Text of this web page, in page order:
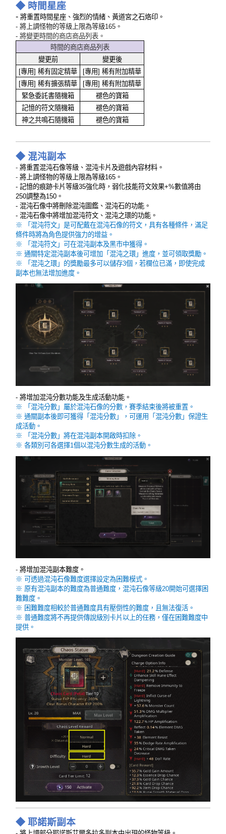
◆ 時間星座
- 將重置時間星座、強烈的情緒、黃道宮之石烙印。
- 將上調怪物的等級上限為等級165。
-將變更時間的商店商品列表。
時間的商店商品列表
變更前
變更後
[專用] 稀有固定精華
[專用] 稀有附加精華
[專用] 稀有擴張精華
[專用] 稀有附加精華
緊急委託書隨機箱
褪色的寶箱
記憶的符文隨機箱
褪色的寶箱
神之共鳴石隨機箱
褪色的寶箱
◆ 混沌副本
-將重置混沌石像等級、混沌卡片及遊戲內容材料。
-將上調怪物的等級上限為等級165。
- 記憶的痕跡卡片等級35強化時，弱化技能符文效果+%數值將由
250調整為150。
- 混沌石像中將刪除混沌圖鑑、混沌石的功能。
- 混沌石像中將增加混沌符文、混沌之環的功能。
※ 「混沌符文」是可配戴在混沌石像的符文，具有各種條件，滿足
條件時將為角色提供強力的增益。
※ 「混沌符文」可在混沌副本及黑市中獲得。
※ 通關特定混沌副本後可增加「混沌之環」進度，並可領取獎勵。
※ 「混沌之環」的獎勵最多可以儲存3個，若欄位已滿，即使完成
副本也無法增加進度。
- 將增加混沌分數功能及生成活動功能。
※ 「混沌分數」屬於混沌石像的分數，賽季結束後將被重置。
※ 通關副本後即可獲得「混沌分數」，可運用「混沌分數」保證生
成活動。
※ 「混沌分數」將在混沌副本開啟時扣除。
※ 各類別可各選擇1個以混沌分數生成的活動。
- 將增加混沌副本難度。
※ 可透過混沌石像難度選擇設定為困難模式。
※ 原有混沌副本的難度為普通難度，混沌石像等級20開始可選擇困
難難度。
※ 困難難度相較於普通難度具有壓倒性的難度，且無法復活。
※ 普通難度將不再提供傳說級別卡片以上的任務，僅在困難難度中
提供。
◆ 耶諾斯副本